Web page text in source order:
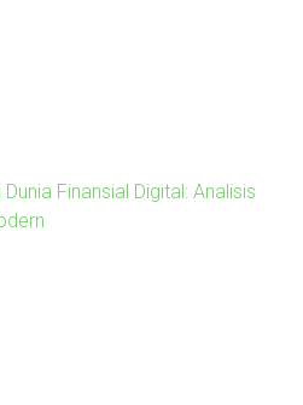
Finansial Digital: Analisis